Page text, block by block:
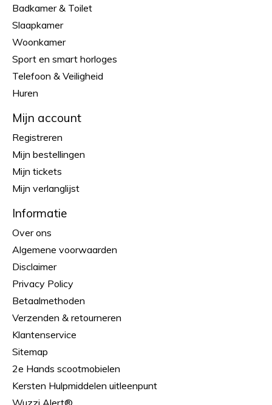
Badkamer & Toilet
Slaapkamer
Woonkamer
Sport en smart horloges
Telefoon & Veiligheid
Huren
Mijn account
Registreren
Mijn bestellingen
Mijn tickets
Mijn verlanglijst
Informatie
Over ons
Algemene voorwaarden
Disclaimer
Privacy Policy
Betaalmethoden
Verzenden & retourneren
Klantenservice
Sitemap
2e Hands scootmobielen
Kersten Hulpmiddelen uitleenpunt
Wuzzi Alert®